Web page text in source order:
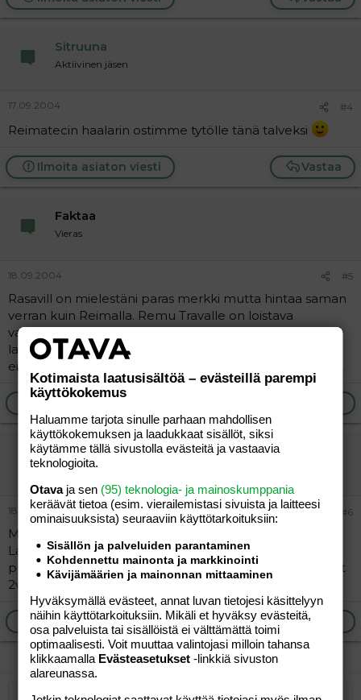
Sitruuna
Aktiivinen jäsen
17.09.2004 #4
Reimatecin haalarin ostimme tytölle tänä talveksi
Vastaa
Ilmoita asiaton viesti
Faktaa
Vieras
18.09.2004 #5
Rasavill on mielestäni paras merkki mutta hintaa saman
verran kuin Reimalla. Remu Travalle on loistava
vaihtoehto jos haluaa edullisemman ja kuitenkin
laadukkaan puvun. On jo tosi lähellä Rasavillin laatua
eikä päästä vettä läpi! Ja on paljon halvempi.
Ilmoita asiaton viesti
-welho-
Vieras
18.09.2004 #6
Meillä oli viime vuonna Reimatecin välikausipuku ja
Lassien talvihaalari. Molempiin oltiin tyytyväisiä. Lassien
puku mahtuu vielä ainakin alkutalven hyvin. Poju on nyt
2v.
Vastaa
Ilmoita asiaton viesti
Kotimaista laatusisältöä – evästeillä parempi
käyttökokemus
Haluamme tarjota sinulle parhaan mahdollisen
käyttökokemuksen ja laadukkaat sisällöt, siksi
käytämme tällä sivustolla evästeitä ja vastaavia
teknologioita.
Otavaja sen (95) teknologia- ja mainoskumppania
keräävät tietoa (esim. vierailemis­tasi sivuista ja laitteesi
ominaisuuk­sista) seuraaviin käyttötarkoituksiin:
Sisällön ja palveluiden parantaminen
Kohdennettu mainonta ja markkinointi
Kävijämäärien ja mainonnan mittaaminen
Hyväksymällä evästeet, annat luvan tietojesi käsittelyyn
näihin käyttötarkoituksiin. Mikäli et hyväksy evästeitä,
osa palveluista tai sisällöistä ei välttämättä toimi
optimaalisesti. Voit muuttaa valintojasi milloin tahansa
klikkaamalla Evästeasetukset -linkkiä sivuston
alareunassa.